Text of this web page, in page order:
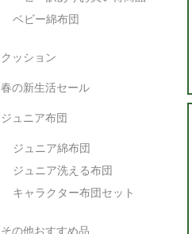
ベビー綿布団
クッション
春の新生活セール
ジュニア布団
ジュニア綿布団
ジュニア洗える布団
キャラクター布団セット
その他おすすめ品